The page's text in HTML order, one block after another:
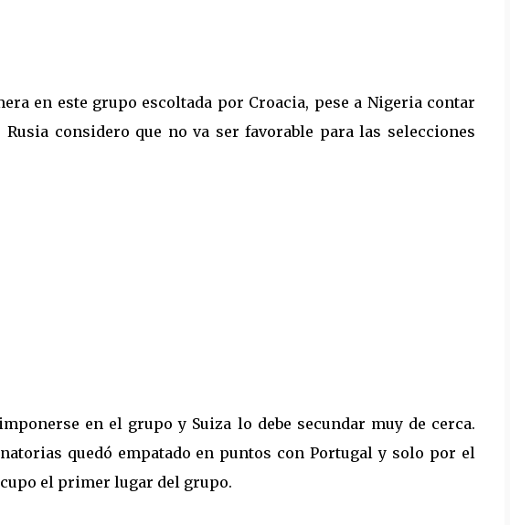
en este grupo escoltada por Croacia, pese a Nigeria contar
considero que no va ser favorable para las selecciones
en el grupo y Suiza lo debe secundar muy de cerca.
quedó empatado en puntos con Portugal y solo por el
el primer lugar del grupo.